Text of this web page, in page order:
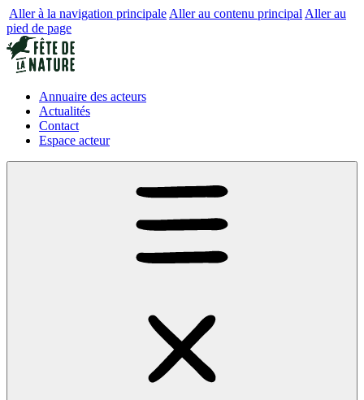
Aller à la navigation principale Aller au contenu principal Aller au
pied de page
Annuaire des acteurs
Actualités
Contact
Espace acteur